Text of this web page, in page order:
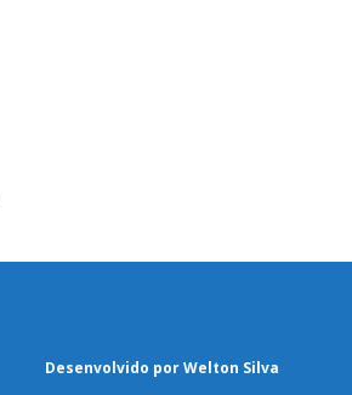
Desenvolvido por Welton Silva